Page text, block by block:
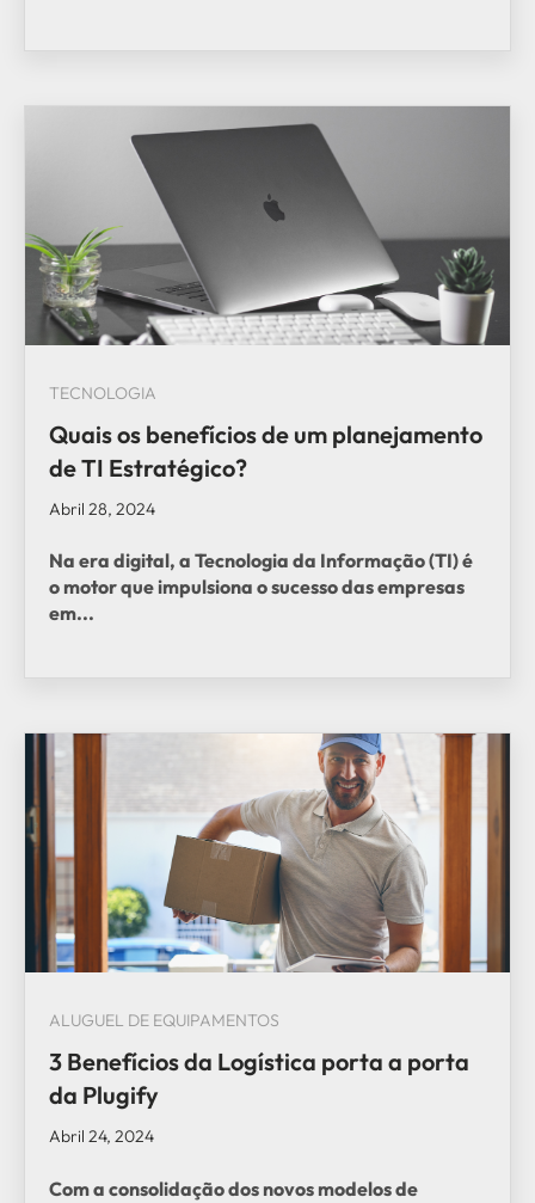
TECNOLOGIA
Quais os benefícios de um planejamento
de TI Estratégico?
Abril 28, 2024
Na era digital, a Tecnologia da Informação (TI)é
o motor que impulsiona o sucesso das empresas
em...
ALUGUEL DE EQUIPAMENTOS
3 Benefícios da Logística porta a porta
da Plugify
Abril 24, 2024
Com a consolidação dos novos modelos de